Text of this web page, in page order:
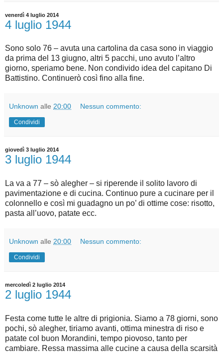
venerdì 4 luglio 2014
4 luglio 1944
Sono solo 76 – avuta una cartolina da casa sono in viaggio
da prima del 13 giugno, altri 5 pacchi, uno avuto l’altro
giorno, speriamo bene. Non condivido idea del capitano Di
Battistino. Continuerò così fino alla fine.
Unknown alle 20:00 Nessun commento:
Condividi
giovedì 3 luglio 2014
3 luglio 1944
La va a 77 – sò alegher – si riperende il solito lavoro di
pavimentazione e di cucina. Continuo pure a cucinare per il
colonnello e così mi guadagno un po’ di ottime cose: risotto,
pasta all’uovo, patate ecc.
Unknown alle 20:00 Nessun commento:
Condividi
mercoledì 2 luglio 2014
2 luglio 1944
Festa come tutte le altre di prigionia. Siamo a 78 giorni, sono
pochi, sò alegher, tiriamo avanti, ottima minestra di riso e
patate col buon Morandini, tempo piovoso, tanto per
cambiare. Ressa massima alle cucine a causa della scarsità